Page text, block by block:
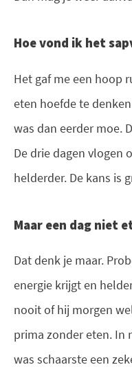
Hoe vond ik het
Het gaf me een hoop
eten hoefde te
was dan eerder moe.
De drie dagen vlogen
helderder. De kans is
Maar een dag niet
Dat denk je maar.
energie krijgt en
nooit of hij morgen
prima zonder eten. In
was schaarste een